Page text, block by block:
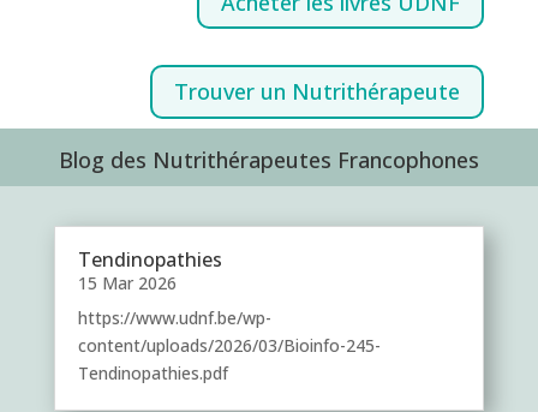
Trouver un Nutrithérapeute
Blog des Nutrithérapeutes Francophones
Tendinopathies
15 Mar 2026
https://www.udnf.be/wp-
content/uploads/2026/03/Bioinfo-245-
Tendinopathies.pdf